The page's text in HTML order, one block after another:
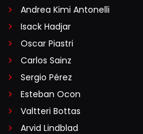
Andrea Kimi Antonelli
Isack Hadjar
Oscar Piastri
Carlos Sainz
Sergio Pérez
Esteban Ocon
Valtteri Bottas
Arvid Lindblad